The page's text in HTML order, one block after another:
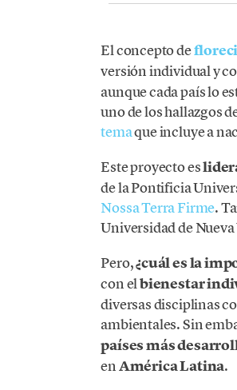
El concepto de
versión individual y
aunque cada país lo
uno de los hallazgos
temaque incluye a
Este proyecto es
de la Pontificia
Nossa Terra Firme.
Universidad de
Pero,¿cuál es la
con elbienestar
diversas disciplinas
ambientales. Sin
países más
enAmérica Latina.